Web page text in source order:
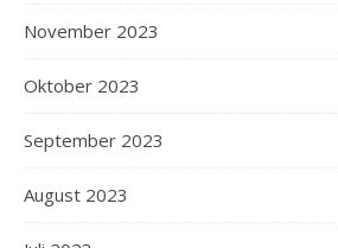
November 2023
Oktober 2023
September 2023
August 2023